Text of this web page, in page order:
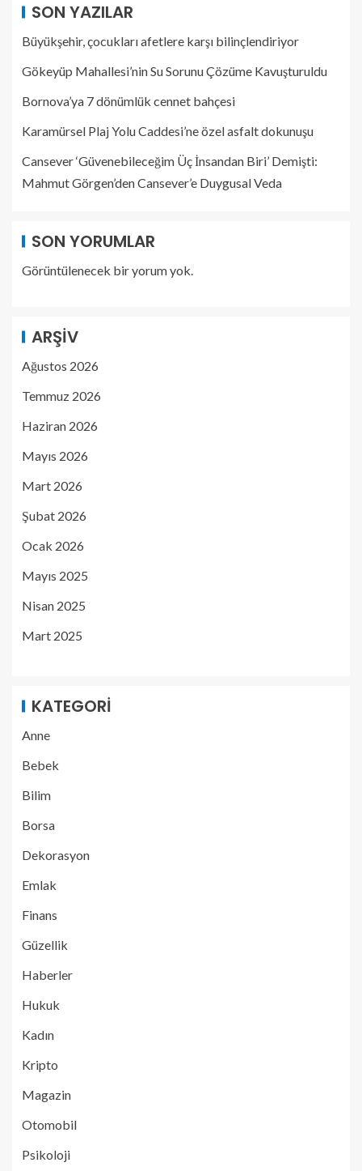
SON YAZILAR
Büyükşehir, çocukları afetlere karşı bilinçlendiriyor
Gökeyüp Mahallesi’nin Su Sorunu Çözüme Kavuşturuldu
Bornova’ya 7 dönümlük cennet bahçesi
Karamürsel Plaj Yolu Caddesi’ne özel asfalt dokunuşu
Cansever ‘Güvenebileceğim Üç İnsandan Biri’ Demişti:
Mahmut Görgen’den Cansever’e Duygusal Veda
SON YORUMLAR
Görüntülenecek bir yorum yok.
ARŞIV
Ağustos 2026
Temmuz 2026
Haziran 2026
Mayıs 2026
Mart 2026
Şubat 2026
Ocak 2026
Mayıs 2025
Nisan 2025
Mart 2025
KATEGORI
Anne
Bebek
Bilim
Borsa
Dekorasyon
Emlak
Finans
Güzellik
Haberler
Hukuk
Kadın
Kripto
Magazin
Otomobil
Psikoloji